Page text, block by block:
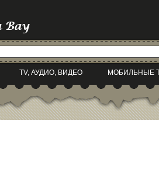
TV, АУДИО, ВИДЕО МОБИЛЬНЫЕ